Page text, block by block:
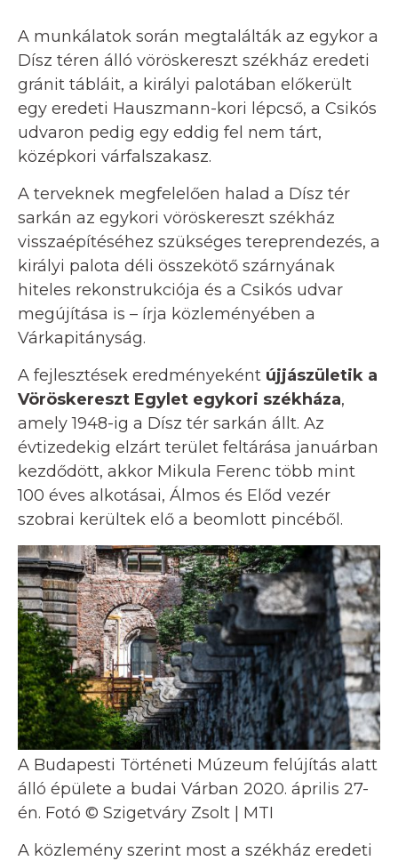
A munkálatok során megtalálták az egykor a
Dísz téren álló vöröskereszt székház eredeti
gránit tábláit, a királyi palotában előkerült
egy eredeti Hauszmann-kori lépcső, a Csikós
udvaron pedig egy eddig fel nem tárt,
középkori várfalszakasz.
A terveknek megfelelően halad a Dísz tér
sarkán az egykori vöröskereszt székház
visszaépítéséhez szükséges tereprendezés, a
királyi palota déli összekötő szárnyának
hiteles rekonstrukciója és a Csikós udvar
megújítása is – írja közleményében a
Várkapitányság.
A fejlesztések eredményeként újjászületik a
Vöröskereszt Egylet egykori székháza,
amely 1948-ig a Dísz tér sarkán állt. Az
évtizedekig elzárt terület feltárása januárban
kezdődött, akkor Mikula Ferenc több mint
100 éves alkotásai, Álmos és Előd vezér
szobrai kerültek elő a beomlott pincéből.
A Budapesti Történeti Múzeum felújítás alatt
álló épülete a budai Várban 2020. április 27-
én. Fotó © Szigetváry Zsolt | MTI
A közlemény szerint most a székház eredeti